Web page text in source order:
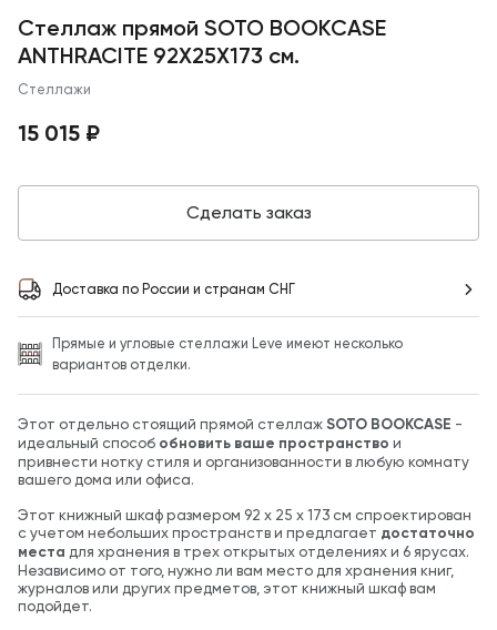
Стеллаж прямой SOTO BOOKCASE
ANTHRACITE 92X25X173 см.
Стеллажи
15 015 ₽
Сделать заказ
Доставка по России и странам СНГ
Прямые и угловые стеллажи Leve имеют несколько
вариантов отделки.
Этот отдельно стоящий прямой стеллаж SOTO BOOKCASE -
идеальный способ обновить ваше пространство и
привнести нотку стиля и организованности в любую комнату
вашего дома или офиса.
Этот книжный шкаф размером 92 x 25 x 173 см спроектирован
с учетом небольших пространств и предлагает достаточно
места для хранения в трех открытых отделениях и 6 ярусах.
Независимо от того, нужно ли вам место для хранения книг,
журналов или других предметов, этот книжный шкаф вам
подойдет.